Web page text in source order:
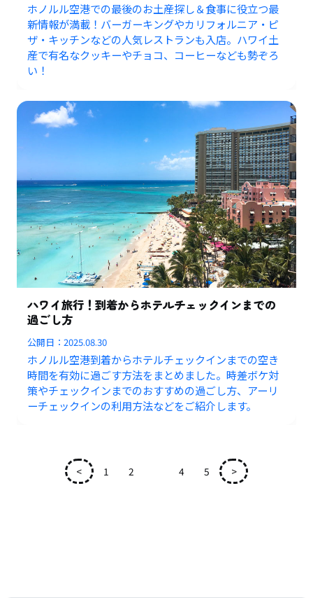
ホノルル空港での最後のお土産探し＆食事に役立つ最
新情報が満載！バーガーキングやカリフォルニア・ピ
ザ・キッチンなどの人気レストランも入店。ハワイ土
産で有名なクッキーやチョコ、コーヒーなども勢ぞろ
い！
ハワイ旅行！到着からホテルチェックインまでの
過ごし方
公開日：2025.08.30
ホノルル空港到着からホテルチェックインまでの空き
時間を有効に過ごす方法をまとめました。時差ボケ対
策やチェックインまでのおすすめの過ごし方、アーリ
ーチェックインの利用方法などをご紹介します。
< 1 2 4 5 >